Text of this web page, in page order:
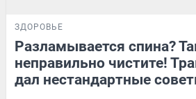
ЗДОРОВЬЕ
Разламывается спина?
неправильно чистите!
дал нестандартные